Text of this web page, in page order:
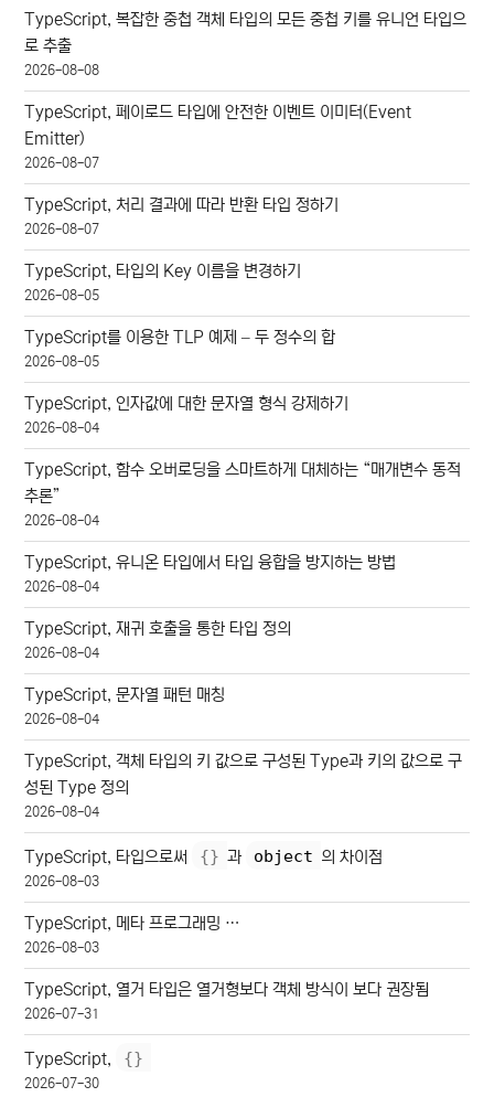
TypeScript, 복잡한 중첩 객체 타입의 모든 중첩 키를 유니언 타입으
로 추출
2026-08-08
TypeScript, 페이로드 타입에 안전한 이벤트 이미터(Event
Emitter)
2026-08-07
TypeScript, 처리 결과에 따라 반환 타입 정하기
2026-08-07
TypeScript, 타입의 Key 이름을 변경하기
2026-08-05
TypeScript를 이용한 TLP 예제 – 두 정수의 합
2026-08-05
TypeScript, 인자값에 대한 문자열 형식 강제하기
2026-08-04
TypeScript, 함수 오버로딩을 스마트하게 대체하는 “매개변수 동적
추론”
2026-08-04
TypeScript, 유니온 타입에서 타입 융합을 방지하는 방법
2026-08-04
TypeScript, 재귀 호출을 통한 타입 정의
2026-08-04
TypeScript, 문자열 패턴 매칭
2026-08-04
TypeScript, 객체 타입의 키 값으로 구성된 Type과 키의 값으로 구
성된 Type 정의
2026-08-04
TypeScript, 타입으로써 {} 과 object 의 차이점
2026-08-03
TypeScript, 메타 프로그래밍 …
2026-08-03
TypeScript, 열거 타입은 열거형보다 객체 방식이 보다 권장됨
2026-07-31
TypeScript, {}
2026-07-30